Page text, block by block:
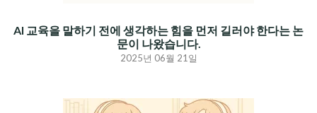
AI 교육을 말하기 전에 생각하는 힘을 먼저 길러야 한다는 논
문이 나왔습니다.
2025년 06월 21일